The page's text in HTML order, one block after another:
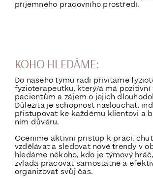
příjemného pracovního prostředí.
KOHO HLEDÁME:
Do našeho týmu rádi přivítáme
fyzioterapeutku, který/á má pozitivní
pacientům a zájem o jejich
Důležitá je schopnost naslouchat,
přistupovat ke každému klientovi a
ním důvěru.
Oceníme aktivní přístup k práci,
vzdělávat a sledovat nové trendy v
hledáme někoho, kdo je týmový
zvládá pracovat samostatně a
organizovat svůj čas.